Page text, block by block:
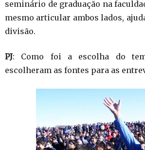
seminário de graduação na
mesmo articular ambos lados,
divisão.
PJ: Como foi a escolha do
escolheram as fontes para as